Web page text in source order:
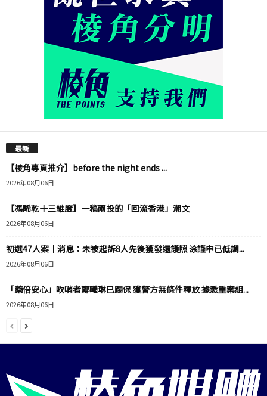
最新
【棱角專頁推介】before the night ends ...
2026年08月06日
【馮睎乾十三維度】一稿兩投的「回流香港」潮文
2026年08月06日
初選47人案｜消息：未被起訴8人先後獲發還護照 涂謹申已低調...
2026年08月06日
「藥倍安心」吹哨者鄭曦琳已踢保 獲警方無條件釋放 據悉重案組...
2026年08月06日